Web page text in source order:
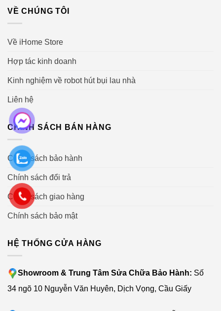
VỀ CHÚNG TÔI
Về iHome Store
Hợp tác kinh doanh
Kinh nghiệm về robot hút bụi lau nhà
Liên hệ
CHÍNH SÁCH BÁN HÀNG
Chính sách bảo hành
Chính sách đổi trả
Chính sách giao hàng
Chính sách bảo mật
HỆ THỐNG CỬA HÀNG
Showroom & Trung Tâm Sửa Chữa Bảo Hành: Số
34 ngõ 10 Nguyễn Văn Huyên, Dịch Vọng, Cầu Giấy